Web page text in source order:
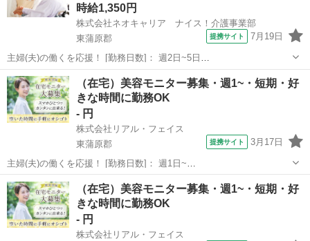
時給1,350円
株式会社ネオキャリア ナイス！介護事業部
東蒲原郡
提携サイト 7月19日
主婦(夫)の働くを応援！ [勤務日数]： 週2日~5日
09:00~15:00/10:00~16:00/07:00~16:00/09:00~18:00/11:00~20:00 月/
火/水/木/金/土/日 などから選べます ...
新潟 東蒲原郡 ホームヘルパー
（在宅）美容モニター募集・週1~・短期・好
きな時間に勤務OK
- 円
株式会社リアル・フェイス
東蒲原郡
提携サイト 3月17日
主婦(夫)の働くを応援！ [勤務日数]： 週1日~
06:00~09:00/09:00~13:00/10:00~16:00/14:30~17:30/18:00~21:00 月/
火/水/木/金/土/日 などから選べます [...
新潟 東蒲原郡 その他
（在宅）美容モニター募集・週1~・短期・好
きな時間に勤務OK
- 円
株式会社リアル・フェイス